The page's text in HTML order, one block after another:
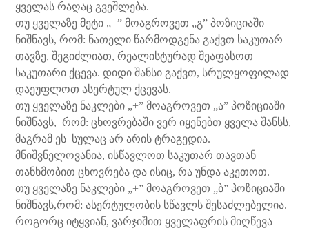
ყველას რაღაც გვეშლება.
თუ ყველაზე მეტი „+” მოაგროვეთ „გ” პოზიციაში
ნიშნავს, რომ: ნათელი წარმოდგენა გაქვთ საკუთარ
თავზე, შეგიძლიათ, რეალისტურად შეაფასოთ
საკუთარი ქცევა. დიდი შანსი გაქვთ, სრულყოფილად
დაეუფლოთ ასერტულ ქცევას.
თუ ყველაზე ნაკლები „+” მოაგროვეთ „ა” პოზიციაში
ნიშნავს, რომ: ცხოვრებაში ვერ იყენებთ ყველა შანსს,
მაგრამ ეს სულაც არ არის ტრაგედია.
მნიშვნელოვანია, ისწავლოთ საკუთარ თავთან
თანხმობით ცხოვრება და ისიც, რა უნდა აკეთოთ.
თუ ყველაზე ნაკლები „+” მოაგროვეთ „ბ” პოზიციაში
ნიშნავს,რომ: ასერტულობის სწავლს შესაძლებელია.
როგორც იტყვიან, ვარჯიშით ყველაფრის მიღწევა